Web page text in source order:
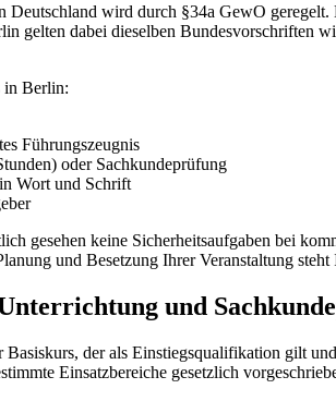
wird durch §34a GewO
gelten dabei dieselben Bundesvorschriften
in Berlin:
Führungszeugnis
oder Sachkundeprüfung
Wort und Schrift
gesehen keine Sicherheitsaufgaben bei
und Besetzung Ihrer Veranstaltung steht
und
der als Einstiegsqualifikation gilt
Einsatzbereiche gesetzlich